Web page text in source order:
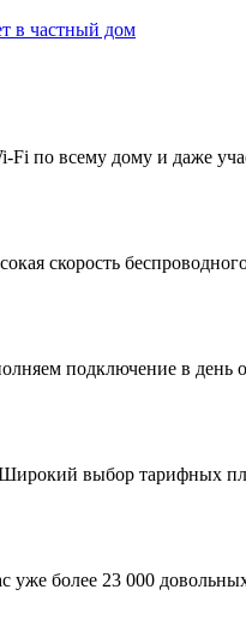
в частный дом
Fi по всему дому и даже
скорость
подключение в день
выбор тарифных
уже более 23 000